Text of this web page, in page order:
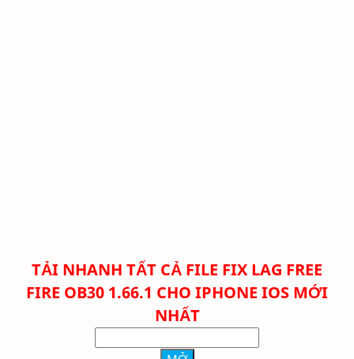
TẢI NHANH TẤT CẢ FILE FIX LAG FREE
FIRE OB30 1.66.1 CHO IPHONE IOS MỚI
NHẤT